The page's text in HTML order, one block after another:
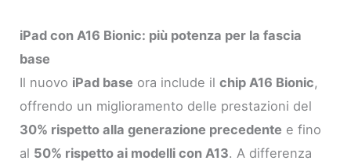
iPad con A16 Bionic: più potenza per la fascia
base
Il nuovo iPad base ora include ilchip A16 Bionic,
offrendo un miglioramento delle prestazioni del
30% rispetto alla generazione precedente e fino
al 50% rispetto ai modelli con A13. A differenza